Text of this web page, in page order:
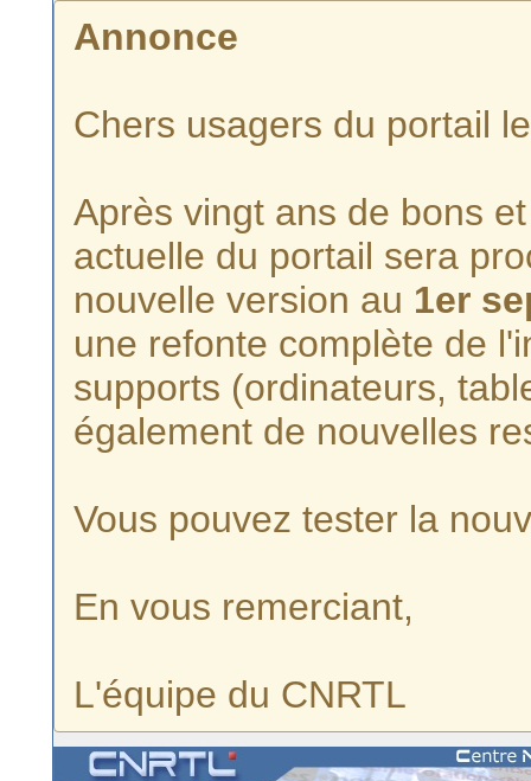
Annonce
Chers usagers du portail
Après vingt ans de bons
actuelle du portail sera
nouvelle version au 1er
une refonte complète de
supports (ordinateurs,
également de nouvelles
Vous pouvez tester la
En vous remerciant,
L'équipe du CNRTL